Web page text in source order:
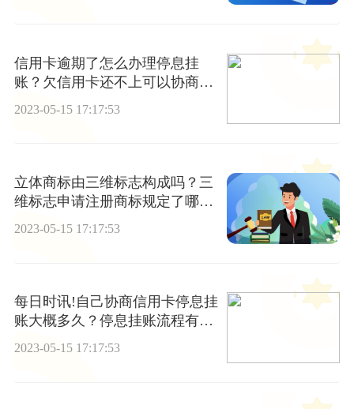
信用卡逾期了怎么办理停息挂
账？欠信用卡还不上可以协商还
2023-05-15 17:17:53
立体商标由三维标志构成吗？三
维标志申请注册商标规定了哪三
项限制条件？
2023-05-15 17:17:53
每日时讯!自己协商信用卡停息挂
账大概多久？停息挂账流程有哪
些？
2023-05-15 17:17:53